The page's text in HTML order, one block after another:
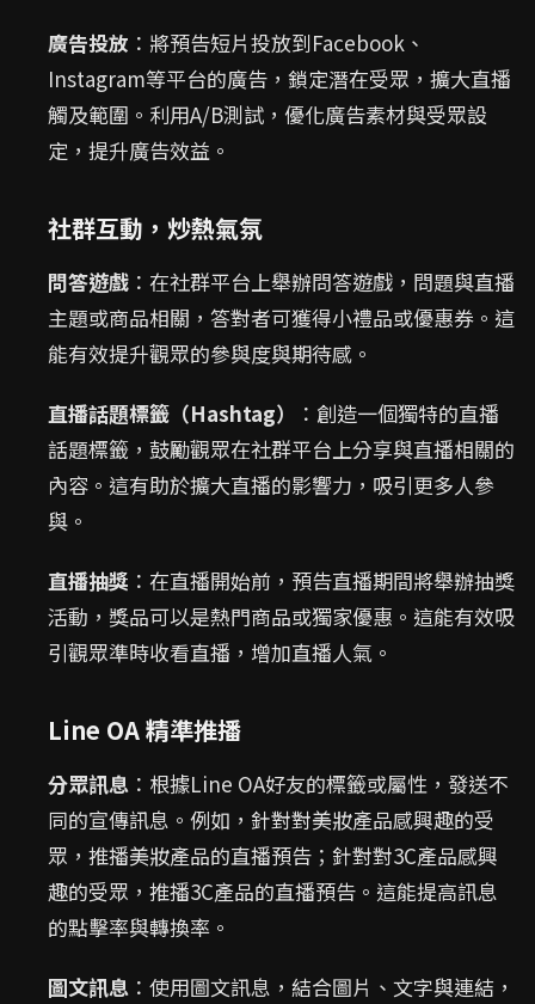
廣告投放 ：將預告短片投放到Facebook、
Instagram等平台的廣告，鎖定潛在受眾，擴大直播
觸及範圍。利用A/B測試，優化廣告素材與受眾設
定，提升廣告效益。
社群互動，炒熱氣氛
問答遊戲 ：在社群平台上舉辦問答遊戲，問題與直播
主題或商品相關，答對者可獲得小禮品或優惠券。這
能有效提升觀眾的參與度與期待感。
直播話題標籤（Hashtag）
：創造一個獨特的直播
話題標籤，鼓勵觀眾在社群平台上分享與直播相關的
內容。這有助於擴大直播的影響力，吸引更多人參
與。
直播抽獎 ：在直播開始前，預告直播期間將舉辦抽獎
活動，獎品可以是熱門商品或獨家優惠。這能有效吸
引觀眾準時收看直播，增加直播人氣。
Line OA 精準推播
分眾訊息 ：根據Line OA好友的標籤或屬性，發送不
同的宣傳訊息。例如，針對對美妝產品感興趣的受
眾，推播美妝產品的直播預告；針對對3C產品感興
趣的受眾，推播3C產品的直播預告。這能提高訊息
的點擊率與轉換率。
圖文訊息 ：使用圖文訊息，結合圖片、文字與連結，